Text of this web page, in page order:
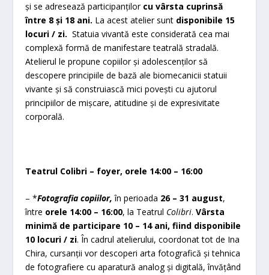
și se adresează participanțilorcu vârsta cuprinsă
între 8 și 18 ani. La acest atelier sunt disponibile 15
locuri / zi. Statuia vivantă este considerată cea mai
complexă formă de manifestare teatrală stradală.
Atelierul le propune copiilor și adolescenților să
descopere principiile de bază ale biomecanicii statuii
vivante și să construiască mici povești cu ajutorul
principiilor de mișcare, atitudine și de expresivitate
corporală.
Teatrul Colibri – foyer, orele 14:00 – 16:00
– *Fotografia copiilor, în perioada 26 – 31 august,
între orele 14:00 – 16:00, la Teatrul Colibri.Vârsta
minimă de participare 10 – 14 ani, fiind disponibile
10 locuri / zi. În cadrul atelierului, coordonat tot de Ina
Chira, cursanții vor descoperi arta fotografică și tehnica
de fotografiere cu aparatură analog și digitală, învățând